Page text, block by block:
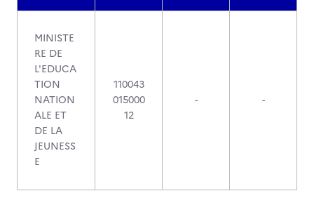
MINISTE
RE DE
L'EDUCA
TION
NATION
ALE ET
DE LA
JEUNESS
E
110043
015000
12
- -